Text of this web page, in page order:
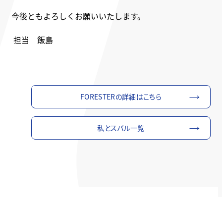
今後ともよろしくお願いいたします。
担当 飯島
FORESTERの詳細はこちら
私とスバル一覧